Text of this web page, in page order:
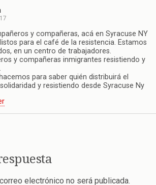
y compañeras, acá en Syracuse NY
para el café de la resistencia. Estamos
en un centro de trabajadores.
y compañeras inmigrantes resistiendo y
para saber quién distribuirá el
y resistiendo desde Syracuse Ny
electrónico no será publicada.